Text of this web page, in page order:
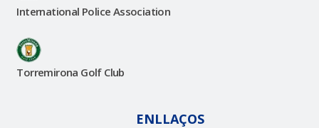
International Police Association
Torremirona Golf Club
ENLLAÇOS